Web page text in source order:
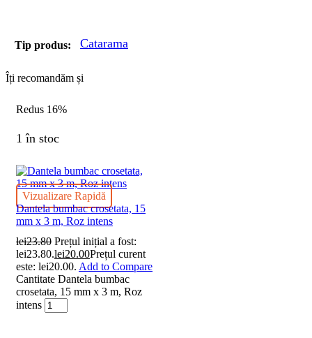
Tip produs: Catarama
Îți recomandăm și
Redus 16%
1 în stoc
Vizualizare Rapidă
Dantela bumbac crosetata, 15
mm x 3 m, Roz intens
lei23.80 Prețul inițial a fost:
lei23.80.lei20.00Prețul curent
este: lei20.00. Add to Compare
Cantitate Dantela bumbac
crosetata, 15 mm x 3 m, Roz
intens